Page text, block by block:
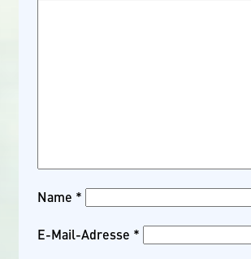
Name *
E-Mail-Adresse *